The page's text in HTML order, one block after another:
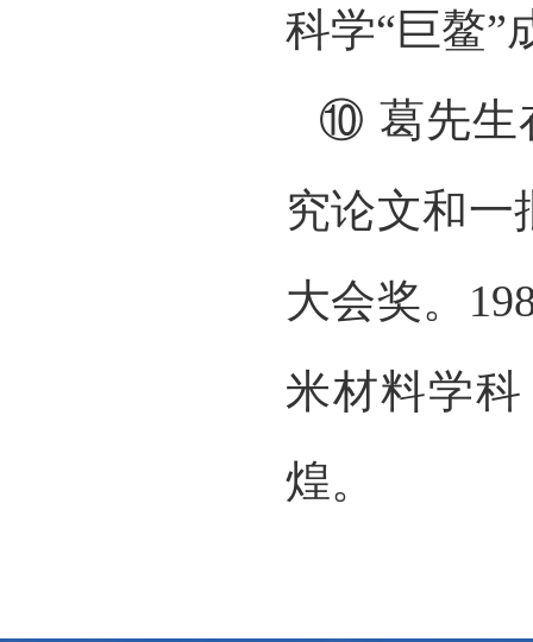
科学“巨鳌”
⑩ 葛先生
究论文和一
大会奖。
米材料学
煌。